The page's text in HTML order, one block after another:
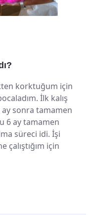
korktuğum için
İlk kalış
sonra tamamen
6 ay tamamen
süreci idi. İşi
çalıştığım için